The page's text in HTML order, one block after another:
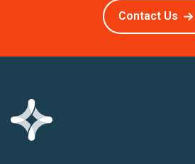
Contact Us